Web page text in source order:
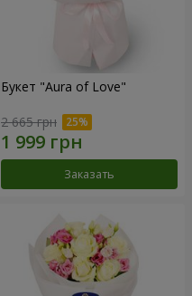
Букет "Aura of Love"
2 665 грн
Заказать